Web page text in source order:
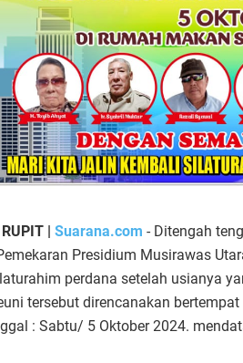
| Suarana.com - Ditengah
Presidium Musirawas
perdana setelah usianya
tersebut direncanakan
: Sabtu/ 5 Oktober 2024.